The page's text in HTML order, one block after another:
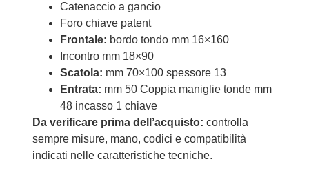
Catenaccio a gancio
Foro chiave patent
Frontale: bordo tondo mm 16×160
Incontro mm 18×90
Scatola: mm 70×100 spessore 13
Entrata: mm 50 Coppia maniglie tonde mm
48 incasso 1 chiave
Da verificare prima dell’acquisto: controlla
sempre misure, mano, codici e compatibilità
indicati nelle caratteristiche tecniche.